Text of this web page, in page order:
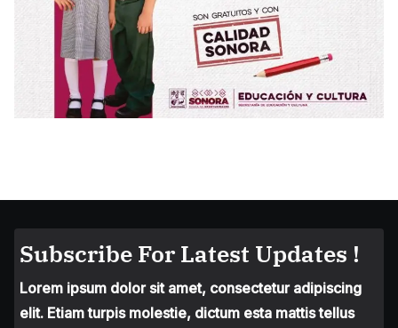
Subscribe For Latest Updates !
Lorem ipsum dolor sit amet, consectetur adipiscing
elit. Etiam turpis molestie, dictum esta mattis tellus